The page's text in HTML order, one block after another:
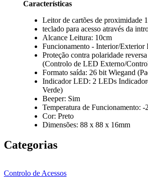
Características
Leitor de cartões de proximidade
teclado para acesso através da
Alcance Leitura: 10cm
Funcionamento - Interior/Exterior
Proteção contra polaridade
(Controlo de LED Externo/
Formato saída: 26 bit Wiegand
Indicador LED: 2 LEDs
Verde)
Beeper: Sim
Temperatura de Funcionamento: -
Cor: Preto
Dimensões: 88 x 88 x 16mm
Categorias
Controlo de Acessos